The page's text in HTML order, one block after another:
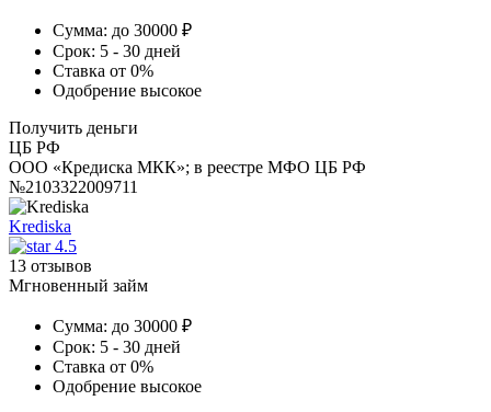
Сумма: до 30000 ₽
Срок: 5 - 30 дней
Ставка от 0%
Одобрение высокое
Получить деньги
ЦБ РФ
ООО «Кредиска МКК»; в реестре МФО ЦБ РФ
№2103322009711
Krediska
4.5
13 отзывов
Мгновенный займ
Сумма: до 30000 ₽
Срок: 5 - 30 дней
Ставка от 0%
Одобрение высокое